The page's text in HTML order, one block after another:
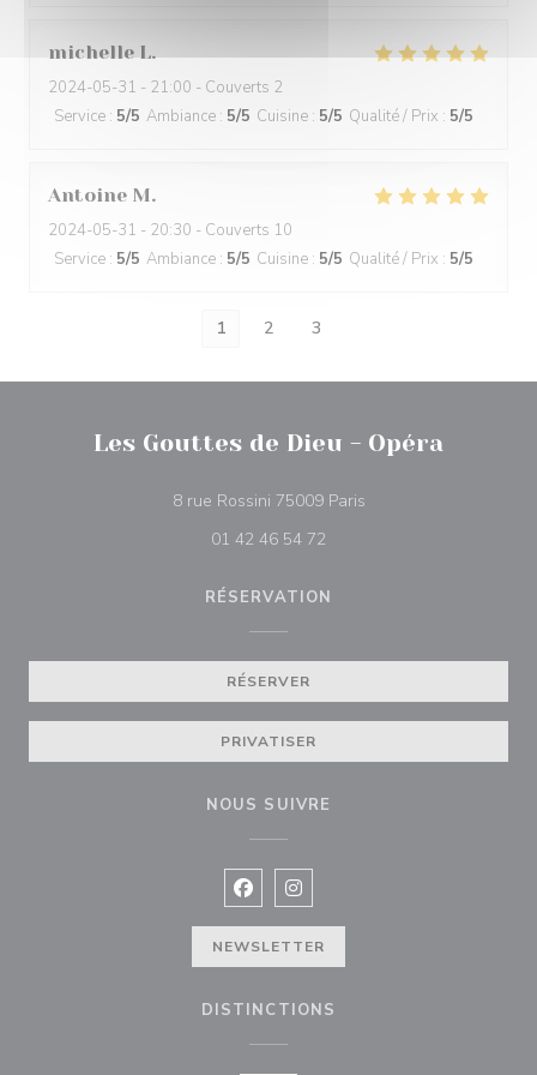
michelle L
2024-05-31 - 21:00 - Couverts 2
Service : 5/5 Ambiance : 5/5 Cuisine : 5/5 Qualité / Prix : 5/5
Antoine M
2024-05-31 - 20:30 - Couverts 10
Service : 5/5 Ambiance : 5/5 Cuisine : 5/5 Qualité / Prix : 5/5
1 2 3
Les Gouttes de Dieu - Opéra
8 rue Rossini 75009 Paris((ouvre une nouvelle
01 42 46 54 72
RÉSERVATION
RÉSERVER
PRIVATISER
NOUS SUIVRE
Facebook ((ouvre une nouvelle
Instagram ((ouvre une
NEWSLETTER
DISTINCTIONS